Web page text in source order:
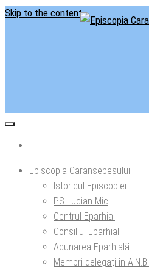
Skip to the content
Episcopia Caransebeșului
Istoricul Episcopiei
PS Lucian Mic
Centrul Eparhial
Consiliul Eparhial
Adunarea Eparhială
Membri delegaţi în A.N.B.